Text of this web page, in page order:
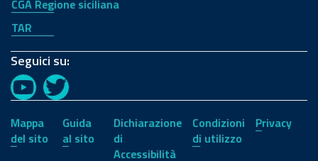
CGA Regione siciliana
TAR
Seguici su:
YouTubeTwitter
Mappa
del sito
Guida
al sito
Dichiarazione
di
Accessibilità
Condizioni
di utilizzo
Privacy